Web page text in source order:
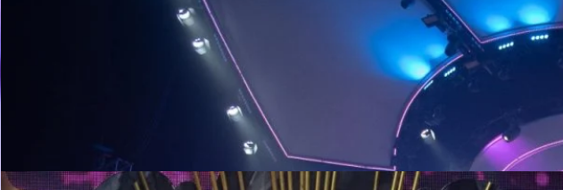
ครอบคลุมทั่วประเทศไทยและขยายออกนอกประเทศไทยไปยังประเทศเพื่อนบ้าน และในเชิงคอนเทนต์ที่
BNK48 จะทำคอนเทนต์ที่หลากหลายตอบโจทย์คนหลายกลุ่มในปีนี้ https://www.youtube.com/watch?
v=HJMVdPAfIto อย่ากระนั้นเลย ในเมื่อ BNK48 เอาจริงเอาจังกับการขยายฐานแฟนคลับแล้ว วันนี้แบไต๋ก็จะ
ขอร่วมด้วยช่วยอีกแรง ด้วยการเสนอความคิดว่า BNK48…
เมื่อช่วงเช้าวันที่ 26 มกราคม 2562 ที่ผ่านมา ณ อิมแพคอารีน่า เมืองทองธานี น่าจะเป็นคอนเสิร์ตใหญ่เช้าสุด
เท่าที่ผู้เขียนเคยไปมา เพราะโดยปกติธรรมเนียมของคอนเสิร์ตใหญ่ระดับอิมแพคฯ ไม่บ่ายแก่ๆ ไปถึงช่วงเย็น ก็
เป็นช่วงหัวค่ำไปเลย แต่นี้ด้วยเงื่อนไขในการจัดที่ช่วงหัวค่ำจะมีประกาศสำคัญคืองาน BNK48 6th Single
Senbatsu General Election ถือเป็นงานเลือกตั้งครั้งแรกของวง BNK48 ก็ว่ากันไปตามเงื่อนไขเวลา ลากยาว
เช้าจรดค่ำ มาเข้าเรื่อง BNK48 SPACE MISSION CONCERT เวทีจัดให้มีลักษณะคล้ายยานอวกาศตามธีม มี
เวทีทอดยาวจากหน้าลานเวทีใหญ่ และมีทางเดินแยกซ้ายขวาเพื่อให้ได้ใกล้ชิดผู้ชมได้มากสุด เบอร์เต็ม การ
ผจญภัยไปในอวกาศร่วมกับเมมเบอร์ BNK48 ทั้ง 51 คนเริ่มต้นขึ้นก็ทำขนลุกด้วยการเปิดตัวเมมเบอร์ทั้งหมด
ในเพลง BNK Festival ต่อด้วยเพลง Shonichi - วันแรก, Oogoe Diamond - ชอบให้รู้ว่าชอบ, Aitakatta -
อยากจะได้พบเธอ (เฌอ, มิวสิค ปัญ, เจนนิษฐ์…
28/01/2019